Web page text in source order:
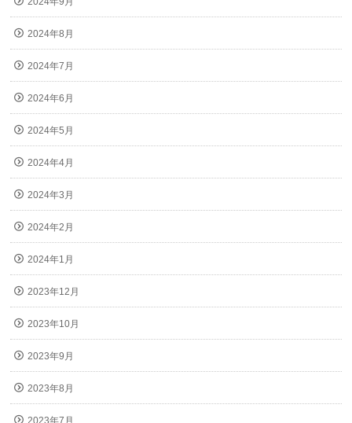
2024年8月
2024年7月
2024年6月
2024年5月
2024年4月
2024年3月
2024年2月
2024年1月
2023年12月
2023年10月
2023年9月
2023年8月
2023年7月